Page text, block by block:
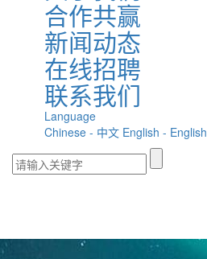
合作共赢
新闻动态
在线招聘
联系我们
Language
Chinese - 中文 English - English